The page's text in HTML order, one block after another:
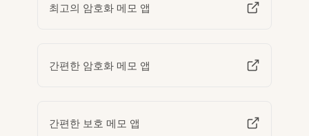
최고의 암호화 메모 앱
간편한 암호화 메모 앱
간편한 보호 메모 앱